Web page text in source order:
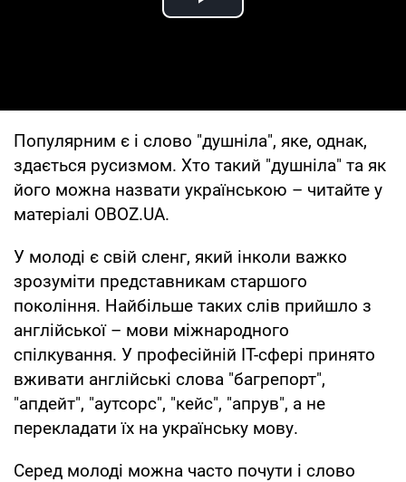
Play Video
Популярним є і слово "душніла", яке, однак,
здається русизмом. Хто такий "душніла" та як
його можна назвати українською – читайте у
матеріалі OBOZ.UA.
У молоді є свій сленг, який інколи важко
зрозуміти представникам старшого
покоління. Найбільше таких слів прийшло з
англійської – мови міжнародного
спілкування. У професійній IT-сфері принято
вживати англійські слова "багрепорт",
"апдейт", "аутсорс", "кейс", "апрув", а не
перекладати їх на українську мову.
Серед молоді можна часто почути і слово